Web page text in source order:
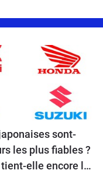
sont-
les plus fiables ?
elle encore la